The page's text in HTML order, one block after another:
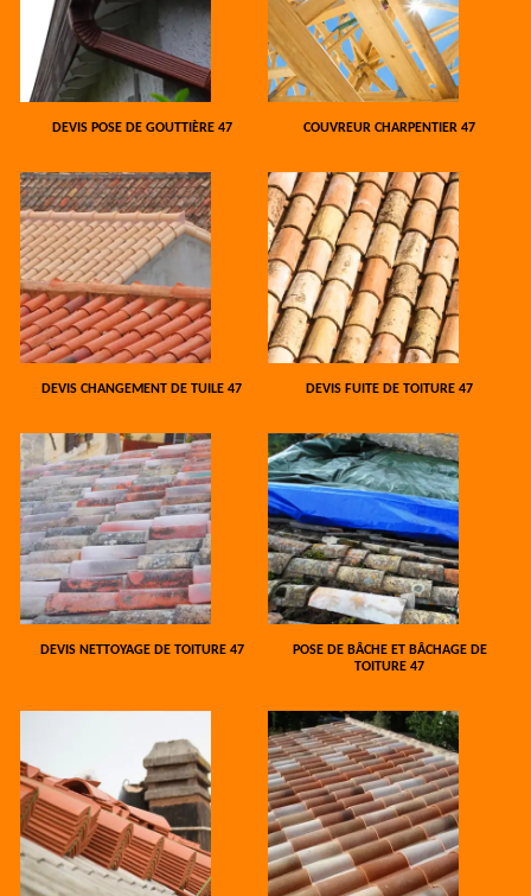
DEVIS POSE DE GOUTTIÈRE 47 COUVREUR CHARPENTIER 47
DEVIS CHANGEMENT DE TUILE 47 DEVIS FUITE DE TOITURE 47
DEVIS NETTOYAGE DE TOITURE 47
POSE DE BÂCHE ET BÂCHAGE DE
TOITURE 47